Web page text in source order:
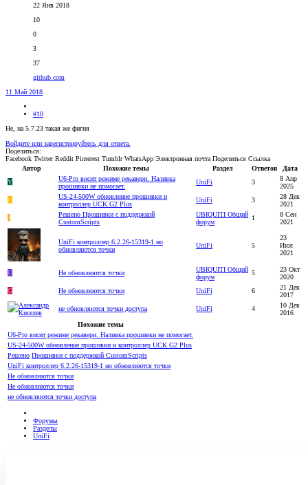
22 Янв 2018
10
0
3
37
github.com
11 Май 2018
#10
Не, на 5.7.23 такая же фигня
Войдите или зарегистрируйтесь для ответа.
Поделиться:
Facebook Twitter Reddit Pinterest Tumblr WhatsApp Электронная почта Поделиться Ссылка
Автор
Похожие темы Раздел Ответов
Дата
Y
U6-Pro висит режиме рекавери. Наливка
прошивки не помогает.
UniFi 3
8 Апр
2025
D
US-24-500W обновление прошивки и
контроллер UCK G2 Plus
UniFi 3
28 Дек
2021
J
Решено Прошивки с поддержкой
CustomScripts
UBIQUITI Общий
форум
1
8 Сен
2021
UniFi контроллер 6.2.26-15319-1 но
обновляются точки
UniFi 5
23
Июл
2021
U Не обновляются точки
UBIQUITI Общий
форум
5
23 Окт
2020
G
Не обновляются точки UniFi 6
21 Дек
2017
не обновляются точки доступа
UniFi 4
10 Дек
2016
Похожие темы
U6-Pro висит режиме рекавери. Наливка прошивки не помогает.
US-24-500W обновление прошивки и контроллер UCK G2 Plus
Решено Прошивки с поддержкой CustomScripts
UniFi контроллер 6.2.26-15319-1 но обновляются точки
Не обновляются точки
Не обновляются точки
не обновляются точки доступа
Форумы
Разделы
UniFi